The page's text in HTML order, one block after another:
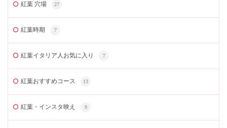
紅葉 穴場 27
紅葉時期 7
紅葉イタリア人お気に入り 7
紅葉おすすめコース 13
紅葉・インスタ映え 9